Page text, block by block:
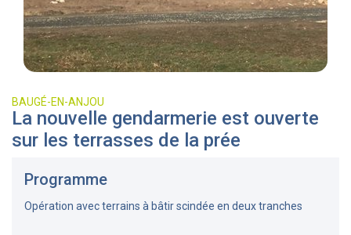
BAUGÉ-EN-ANJOU
La nouvelle gendarmerie est ouverte
sur les terrasses de la prée
Programme
Opération avec terrains à bâtir scindée en deux tranches